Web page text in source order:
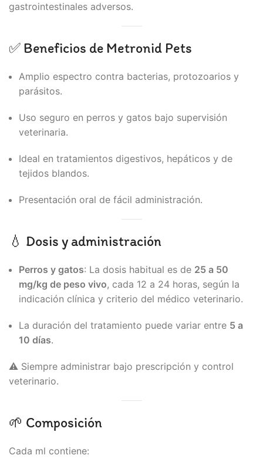
gastrointestinales adversos.
✅ Beneficios de Metronid Pets
Amplio espectro contra bacterias, protozoarios y
parásitos.
Uso seguro en perros y gatos bajo supervisión
veterinaria.
Ideal en tratamientos digestivos, hepáticos y de
tejidos blandos.
Presentación oral de fácil administración.
💧 Dosis y administración
Perros y gatos: La dosis habitual es de 25 a 50
mg/kg de peso vivo, cada 12 a 24 horas, según la
indicación clínica y criterio del médico veterinario.
La duración del tratamiento puede variar entre 5 a
10 días.
⚠️ Siempre administrar bajo prescripción y control
veterinario.
🌱 Composición
Cada ml contiene: